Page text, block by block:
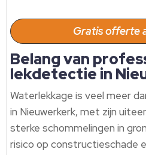
Gratis offerte
Belang van
lekdetectie in
Waterlekkage is veel meer
in Nieuwerkerk, met zijn
sterke schommelingen in
risico op constructieschade